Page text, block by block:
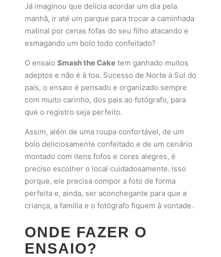
Já imaginou que delícia acordar um dia pela
manhã, ir até um parque para trocar a caminhada
matinal por cenas fofas do seu filho atacando e
esmagando um bolo todo confeitado?
O ensaio Smash the Cake tem ganhado muitos
adeptos e não é à toa. Sucesso de Norte à Sul do
país, o ensaio é pensado e organizado sempre
com muito carinho, dos pais ao fotógrafo, para
que o registro seja perfeito.
Assim, além de uma roupa confortável, de um
bolo deliciosamente confeitado e de um cenário
montado com itens fofos e cores alegres, é
preciso escolher o local cuidadosamente. Isso
porque, ele precisa compor a foto de forma
perfeita e, ainda, ser aconchegante para que a
criança, a família e o fotógrafo fiquem à vontade.
ONDE FAZER O
ENSAIO?